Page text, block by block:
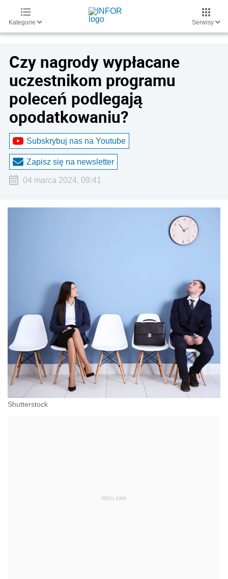
Kategorie Serwisy
Czy nagrody wypłacane
uczestnikom programu
poleceń podlegają
opodatkowaniu?
Subskrybuj nas na Youtube
Zapisz się na newsletter
04 marca 2024, 09:41
Shutterstock